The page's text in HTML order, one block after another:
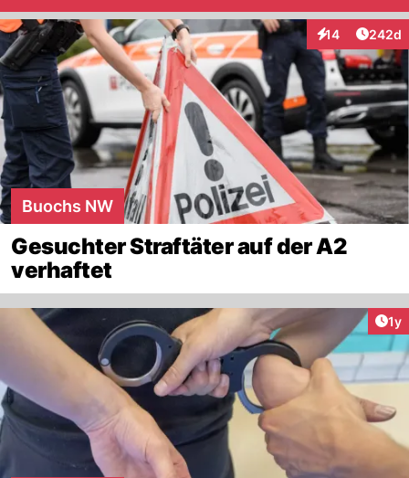
14
Interaktionen
242d
Buochs NW
Gesuchter Straftäter auf der A2
verhaftet
1y